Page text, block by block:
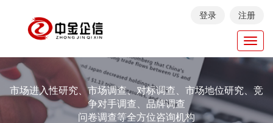
登录 注册
市场进入性研究、市场调查、对标调查、市场地位研究、竞
争对手调查、品牌调查
问卷调查等全方位咨询机构